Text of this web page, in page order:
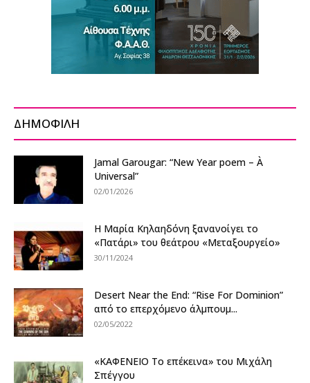
ΔΗΜΟΦΙΛΗ
Jamal Garougar: “New Year poem – À
Universal”
02/01/2026
Η Μαρία Κηλαηδόνη ξανανοίγει το
«Πατάρι» του θεάτρου «Μεταξουργείο»
30/11/2024
Desert Near the End: “Rise For Dominion”
από το επερχόμενο άλμπουμ...
02/05/2022
«ΚΑΦΕΝΕΙΟ Το επέκεινα» του Μιχάλη
Σπέγγου